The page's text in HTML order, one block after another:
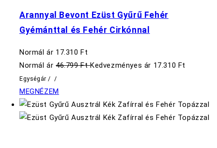
Arannyal Bevont Ezüst Gyűrű Fehér
Gyémánttal és Fehér Cirkónnal
Normál ár 17.310 Ft
Normál ár 46.799 FtKedvezményes ár 17.310 Ft
Egységár / /
MEGNÉZEM